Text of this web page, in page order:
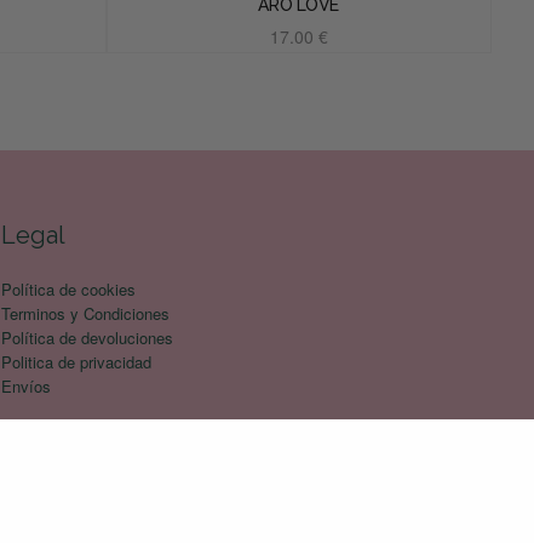
ARO LOVE
17.00 €
Legal
Política de cookies
Terminos y Condiciones
Política de devoluciones
Politica de privacidad
Envíos